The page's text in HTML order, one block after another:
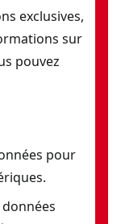
exclusives,
sur
pouvez
pour